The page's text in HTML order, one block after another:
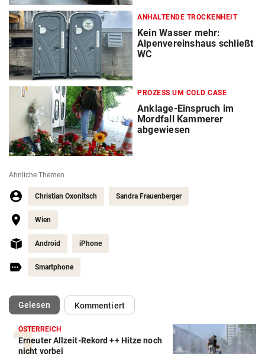
ANHALTENDE TROCKENHEIT
Kein Wasser mehr:
Alpenvereinshaus schließt
WC
PROZESS UM COLD CASE
Anklage-Einspruch im
Mordfall Kammerer
abgewiesen
Ähnliche Themen
Christian Oxonitsch Sandra Frauenberger
Wien
Android iPhone
Smartphone
Gelesen(ausgewählt)Kommentiert
ÖSTERREICH
Erneuter Allzeit-Rekord ++ Hitze noch
nicht vorbei